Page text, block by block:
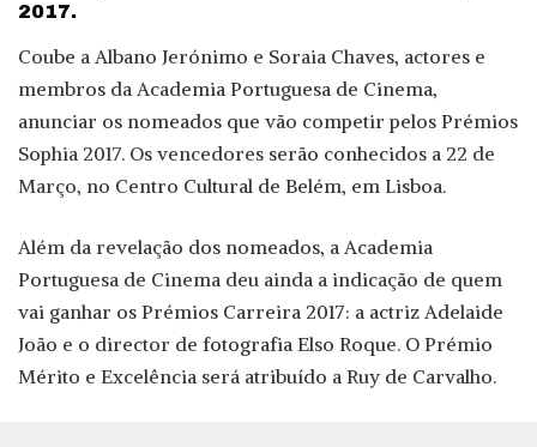
2017.
Coube a Albano Jerónimo e Soraia Chaves, actores e
membros da Academia Portuguesa de Cinema,
anunciar os nomeados que vão competir pelos Prémios
Sophia 2017. Os vencedores serão conhecidos a 22 de
Março, no Centro Cultural de Belém, em Lisboa.
Além da revelação dos nomeados, a Academia
Portuguesa de Cinema deu ainda a indicação de quem
vai ganhar os Prémios Carreira 2017: a actriz Adelaide
João e o director de fotografia Elso Roque. O Prémio
Mérito e Excelência será atribuído a Ruy de Carvalho.